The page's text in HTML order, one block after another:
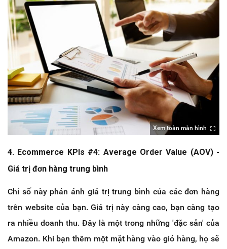
Xem toàn màn hình
4. Ecommerce KPIs #4: Average Order Value (AOV) -
Giá trị đơn hàng trung bình
Chỉ số này phản ánh giá trị trung bình của các đơn hàng
trên website của bạn. Giá trị này càng cao, bạn càng tạo
ra nhiều doanh thu. Đây là một trong những 'đặc sản' của
Amazon. Khi bạn thêm một mặt hàng vào giỏ hàng, họ sẽ